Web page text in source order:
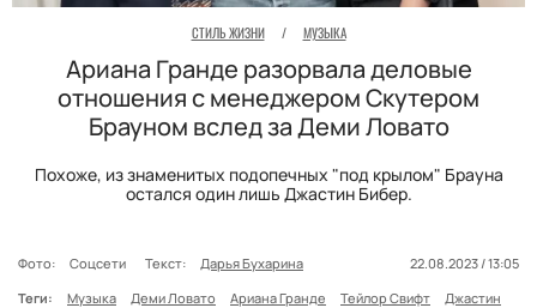
СТИЛЬ ЖИЗНИ / МУЗЫКА
Ариана Гранде разорвала деловые
отношения с менеджером Скутером
Брауном вслед за Деми Ловато
Похоже, из знаменитых подопечных "под крылом" Брауна
остался один лишь Джастин Бибер.
Фото: Соцсети Текст: Дарья Бухарина
22.08.2023 / 13:05
Теги:
Музыка Деми Ловато Ариана Гранде Тейлор Свифт
Джастин